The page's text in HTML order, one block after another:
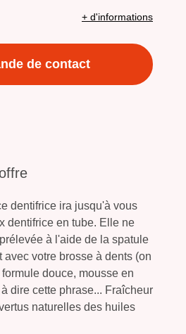
+ d'informations
de contact
dentifrice ira jusqu'à vous
dentifrice en tube. Elle ne
à l'aide de la spatule
avec votre brosse à dents (on
douce, mousse en
dire cette phrase... Fraîcheur
naturelles des huiles